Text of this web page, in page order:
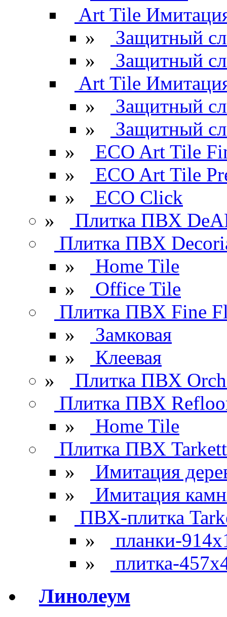
Art Tile
»
Защитный
»
Защитный
Art Tile
»
Защитный
»
Защитный
»
ECO Art Tile
»
ECO Art Tile
»
ECO Click
»
Плитка ПВХ
Плитка ПВХ
»
Home Tile
»
Office Tile
Плитка ПВХ Fine
»
Замковая
»
Клеевая
»
Плитка ПВХ
Плитка ПВХ
»
Home Tile
Плитка ПВХ Tarkett
»
Имитация
»
Имитация
ПВХ-плитка
»
планки-
»
плитка-
Линолеум